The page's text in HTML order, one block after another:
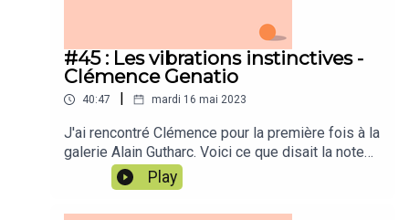
#45 : Les vibrations instinctives -
Clémence Genatio
40:47 mardi 16 mai 2023
J'ai rencontré Clémence pour la première fois à la
galerie Alain Gutharc. Voici ce que disait la note
qui m'a poussé à me déplacer : « Atelier pour
rencontrer l'œuvre de Jean-Baptiste Janisset en
état modifié de conscience. Grâce aux bols
Play